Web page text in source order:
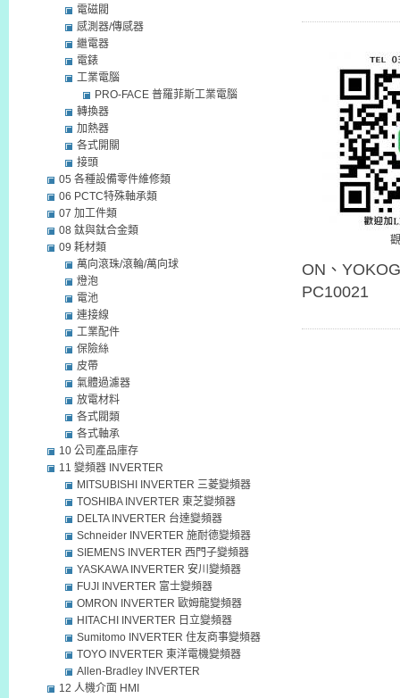
ON、
PC10021
電磁閥
感測器/傳感器
繼電器
電錶
工業電腦
PRO-FACE 普羅菲斯工業電腦
轉換器
加熱器
各式開關
接頭
05 各種設備零件維修類
06 PCTC特殊軸承類
07 加工件類
08 鈦與鈦合金類
09 耗材類
萬向滾珠/滾輪/萬向球
燈泡
電池
連接線
工業配件
保險絲
皮帶
氣體過濾器
放電材料
各式閥類
各式軸承
10 公司產品庫存
11 變頻器 INVERTER
MITSUBISHI INVERTER 三菱變頻器
TOSHIBA INVERTER 東芝變頻器
DELTA INVERTER 台達變頻器
Schneider INVERTER 施耐德變頻器
SIEMENS INVERTER 西門子變頻器
YASKAWA INVERTER 安川變頻器
FUJI INVERTER 富士變頻器
OMRON INVERTER 歐姆龍變頻器
HITACHI INVERTER 日立變頻器
Sumitomo INVERTER 住友商事變頻器
TOYO INVERTER 東洋電機變頻器
Allen-Bradley INVERTER
12 人機介面 HMI